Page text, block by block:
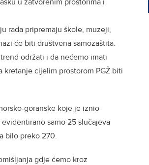
rada pripremaju škole, muzeji,
će biti društvena samozaštita.
održati i da nećemo imati
kretanje cijelim prostorom PGŽ biti
goranske koje je iznio
samo 25 slučajeva
bilo preko 270.
gdje ćemo kroz